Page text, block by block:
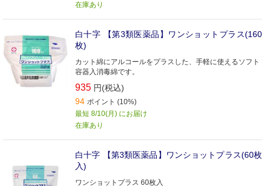
在庫あり
白十字 【第3類医薬品】ワンショットプラス(160
枚)
カット綿にアルコールをプラスした、手軽に使えるソフト
容器入消毒綿です。
935 円(税込)
94 ポイント (10%)
最短 8/10(月) にお届け
在庫あり
白十字 【第3類医薬品】ワンショットプラス(60枚
入)
ワンショットプラス 60枚入